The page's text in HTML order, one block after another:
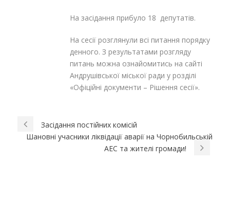
На засідання прибуло 18 депутатів.
На сесії розглянули всі питання порядку
денного. З результатами розгляду
питань можна ознайомитись на сайті
Андрушівської міської ради у розділі
«Офіційні документи – Рішення сесії».
Засідання постійних комісій
Шановні учасники ліквідації аварії на Чорнобильській
АЕС та жителі громади!